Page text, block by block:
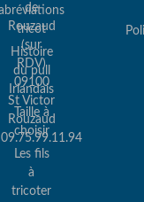
de
Rouzaud
(sur
RDV)
09100
St Victor
Rouzaud
09.75.99.11.94
tricot
Histoire
du pull
Irlandais
Taille à
choisir
Les fils
à
tricoter